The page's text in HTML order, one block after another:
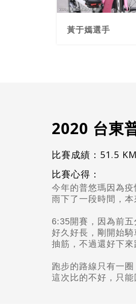
黃于嫣選手
2020 台東
比賽成績：51.5
比賽心得：
今年的普悠瑪因為
雨下了一段時間， 本
6:35開賽， 因為前
好久好長，剛開始騎
抽筋， 不過還好下來
跑步的路線只有一
這次比的不好，只能